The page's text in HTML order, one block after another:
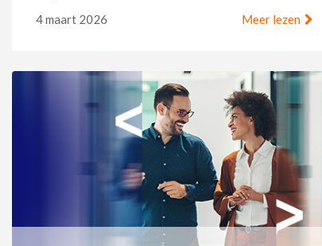
4 maart 2026
Meer lezen